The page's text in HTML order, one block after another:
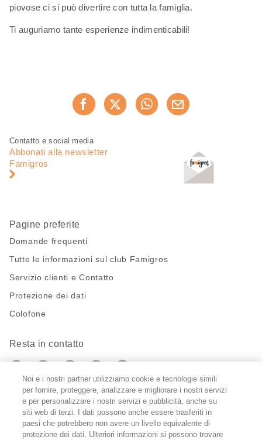
piovose ci si può divertire con tutta la famiglia.
Ti auguriamo tante esperienze indimenticabili!
Consiglia ora
Piè
pagina
Navigazione
pagina
Contatto e social media
Abbonati alla newsletter
Famigros
Pagine preferite
Domande frequenti
Tutte le informazioni sul club Famigros
Servizio clienti e Contatto
Protezione dei dati
Colofone
Resta in contatto
https://twitter.com/migros?
https://www.youtube.com/user/
PinterestInstagram
Impostazioni cookie
FR IT
Noi e i nostri partner utilizziamo cookie e tecnologie simili
per fornire, proteggere, analizzare e migliorare i nostri servizi
e per personalizzare i nostri servizi e pubblicità, anche su
siti web di terzi. I dati possono anche essere trasferiti in
paesi che potrebbero non avere un livello equivalente di
protezione dei dati. Ulteriori informazioni si possono trovare